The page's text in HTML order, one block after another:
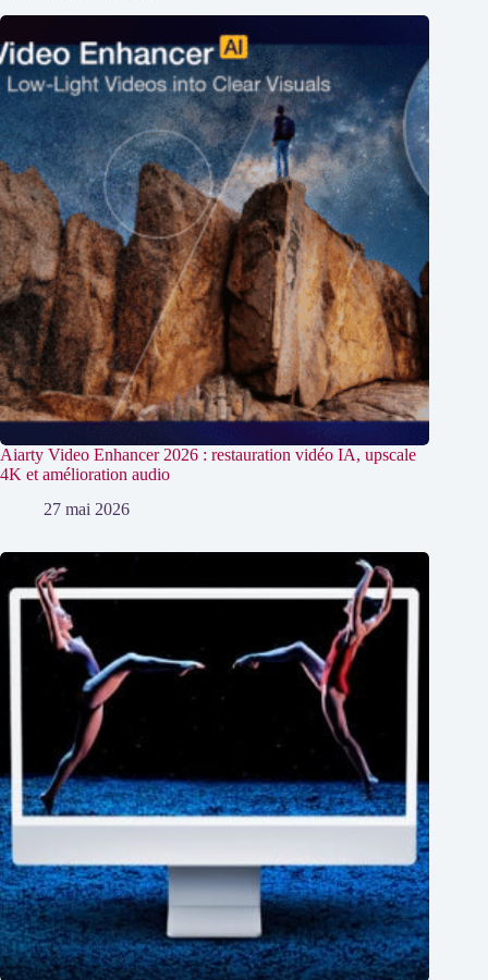
Aiarty Video Enhancer 2026 : restauration vidéo IA, upscale
4K et amélioration audio
27 mai 2026